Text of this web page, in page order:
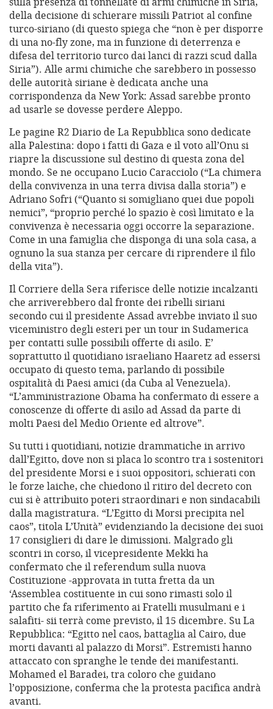
della decisione di schierare missili Patriot al confine
turco-siriano (di questo spiega che “non è per disporre
di una no-fly zone, ma in funzione di deterrenza e
difesa del territorio turco dai lanci di razzi scud dalla
Siria”). Alle armi chimiche che sarebbero in possesso
delle autorità siriane è dedicata anche una
corrispondenza da New York: Assad sarebbe pronto
ad usarle se dovesse perdere Aleppo.
Le pagine R2 Diario de La Repubblica sono dedicate
alla Palestina: dopo i fatti di Gaza e il voto all’Onu si
riapre la discussione sul destino di questa zona del
mondo. Se ne occupano Lucio Caracciolo (“La chimera
della convivenza in una terra divisa dalla storia”) e
Adriano Sofri (“Quanto si somigliano quei due popoli
nemici”, “proprio perché lo spazio è così limitato e la
convivenza è necessaria oggi occorre la separazione.
Come in una famiglia che disponga di una sola casa, a
ognuno la sua stanza per cercare di riprendere il filo
della vita”).
Il Corriere della Sera riferisce delle notizie incalzanti
che arriverebbero dal fronte dei ribelli siriani
secondo cui il presidente Assad avrebbe inviato il suo
viceministro degli esteri per un tour in Sudamerica
per contatti sulle possibili offerte di asilo. E’
soprattutto il quotidiano israeliano Haaretz ad essersi
occupato di questo tema, parlando di possibile
ospitalità di Paesi amici (da Cuba al Venezuela).
“L’amministrazione Obama ha confermato di essere a
conoscenze di offerte di asilo ad Assad da parte di
molti Paesi del Medio Oriente ed altrove”.
Su tutti i quotidiani, notizie drammatiche in arrivo
dall’Egitto, dove non si placa lo scontro tra i sostenitori
del presidente Morsi e i suoi oppositori, schierati con
le forze laiche, che chiedono il ritiro del decreto con
cui si è attribuito poteri straordinari e non sindacabili
dalla magistratura. “L’Egitto di Morsi precipita nel
caos”, titola L’Unità” evidenziando la decisione dei suoi
17 consiglieri di dare le dimissioni. Malgrado gli
scontri in corso, il vicepresidente Mekki ha
confermato che il referendum sulla nuova
Costituzione -approvata in tutta fretta da un
‘Assemblea costituente in cui sono rimasti solo il
partito che fa riferimento ai Fratelli musulmani e i
salafiti- sii terrà come previsto, il 15 dicembre. Su La
Repubblica: “Egitto nel caos, battaglia al Cairo, due
morti davanti al palazzo di Morsi”. Estremisti hanno
attaccato con spranghe le tende dei manifestanti.
Mohamed el Baradei, tra coloro che guidano
l’opposizione, conferma che la protesta pacifica andrà
avanti.